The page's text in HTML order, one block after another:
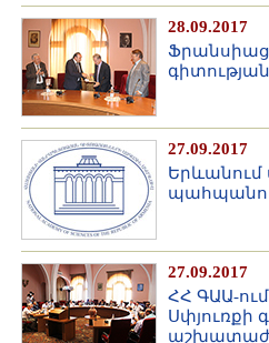
28.09.2017
27.09.2017
Երևանում
27.09.2017
ՀՀ ԳԱԱ-
Սփյուռքի